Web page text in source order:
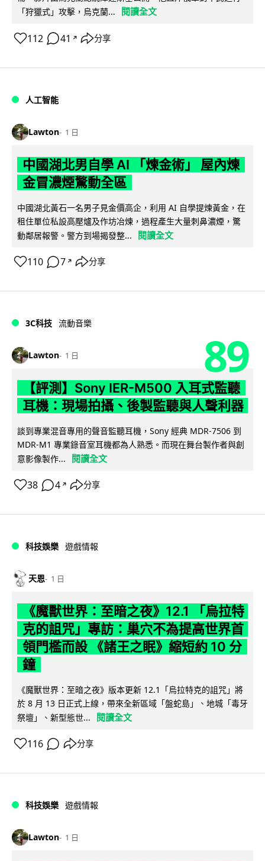
「狩獵式」攻擊，烏克蘭...
閱讀全文
112 41 ↗ 分享
人工智能
Lawton 1 日
中國湖北男自學 AI 「煉金術」 屋內煉
金冒濃煙驚動全區
中國湖北黃石一名男子見金價高企，利用 AI 自學提煉黃金，在
租住單位私設高壓爐及作坊冶煉，過程產生大量刺鼻濃煙，驚
動鄰居報警。警方到場揭發整...
閱讀全文
110 7 ↗ 分享
3C科技 流動音樂
Lawton 1 日 89
【評測】Sony IER-M500 入耳式監聽
耳機：現場拍攝、後製監聽與人聲利器
談到專業混音專用的聲音監聽耳機，Sony 經典 MDR-7506 到
MDR-M1 專業錄音室耳機都為人熟悉。而現在舞台製作者與創
意影像製作...
閱讀全文
38 4 ↗ 分享
科技娛樂 遊戲情報
天恩 1 日
《魔獸世界：至暗之夜》12.1 「烏拉特
克的詛咒」專訪：巢穴不為提高世界首
領門檻而設 《諸王之眠》縮短約 10 分
鐘
《魔獸世界：至暗之夜》版本更新 12.1「烏拉特克的詛咒」將
於 8 月 13 日正式上線，帶來全新區域「盤蛇島」、地城「毒牙
祭壇」、新型態世...
閱讀全文
116 分享
科技娛樂 遊戲情報
Lawton 1 日